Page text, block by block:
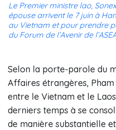
Le Premier ministre lao,
épouse arrivent le 7 juin à
au Vietnam et pour prendre
du Forum de l’Avenir de
Selon la porte-parole du
Affaires étrangères,
entre le Vietnam et le
derniers temps à se
de manière substantielle